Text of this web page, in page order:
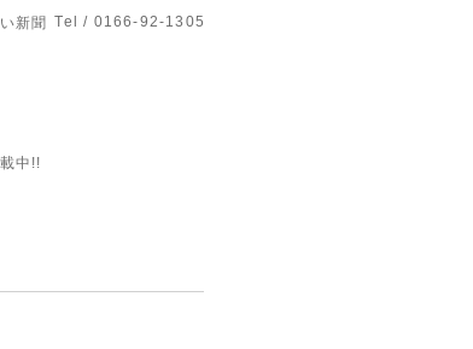
新聞 Tel / 0166-92-1305
中!!